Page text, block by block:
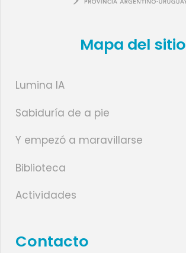
Mapa del sitio
Lumina IA
Sabiduría de a pie
Y empezó a maravillarse
Biblioteca
Actividades
Contacto